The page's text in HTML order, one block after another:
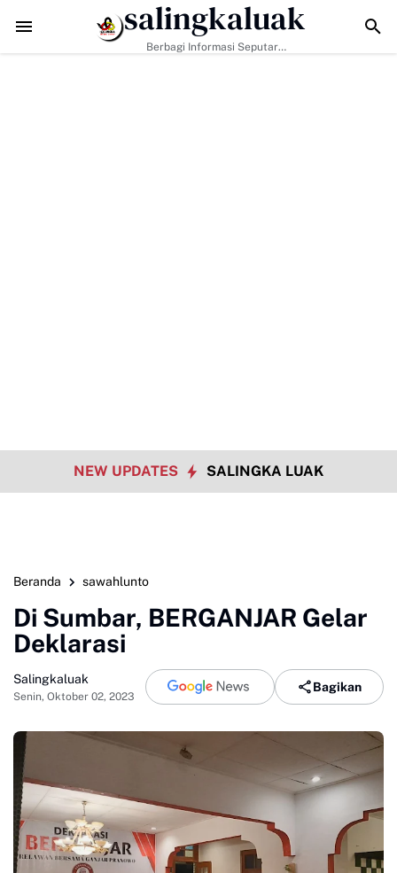
ke-129 Kodim 0306/50 Kota Pacu Pengerasan Jalan, Akses
salingkaluak
Berbagi Informasi Seputar
NEW UPDATES SALINGKA LUAK
Beranda sawahlunto
Di Sumbar, BERGANJAR Gelar
Deklarasi
Salingkaluak
Senin, Oktober 02, 2023
Bagikan